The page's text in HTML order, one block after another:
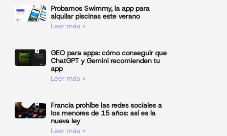
Probamos Swimmy, la app para
alquilar piscinas este verano
Leer más »
GEO para apps: cómo conseguir que
ChatGPT y Gemini recomienden tu
app
Leer más »
Francia prohíbe las redes sociales a
los menores de 15 años: así es la
nueva ley
Leer más »